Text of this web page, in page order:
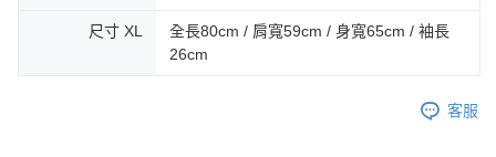
尺寸 XL
全長80cm / 肩寬59cm / 身寬65cm / 袖長
26cm
客服